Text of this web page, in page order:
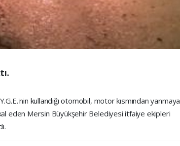
kullandığı otomobil, motor kısmından yanmaya
eden Mersin Büyükşehir Belediyesi itfaiye ekipleri